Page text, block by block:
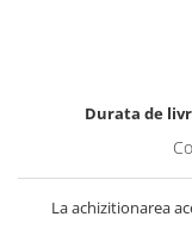
impermeabile
Costume de ploaie
Jachete / Bluze
Pantaloni
Durata de
La achizitionarea